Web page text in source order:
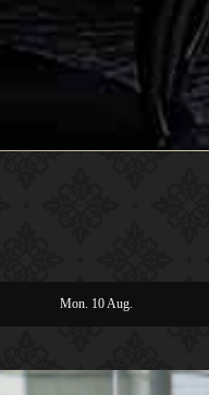
Mon. 10 Aug.